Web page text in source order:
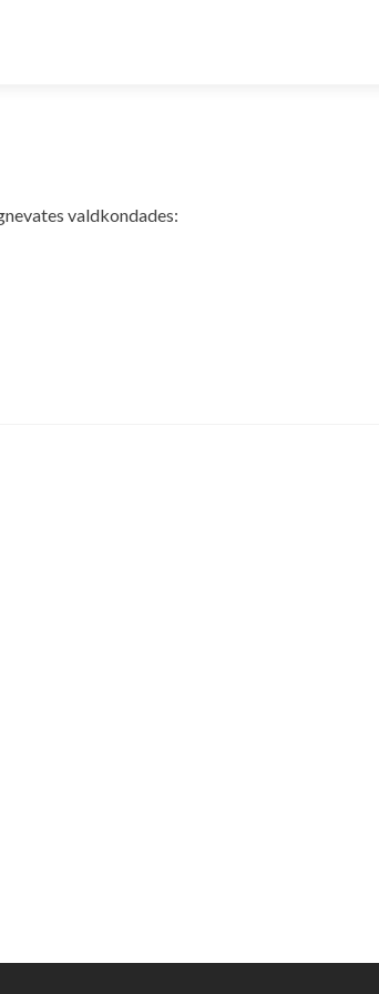
valdkondades: